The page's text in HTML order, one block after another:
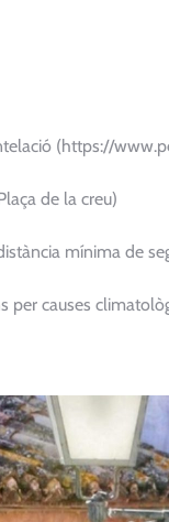
(https://
de la creu)
mínima de
per causes